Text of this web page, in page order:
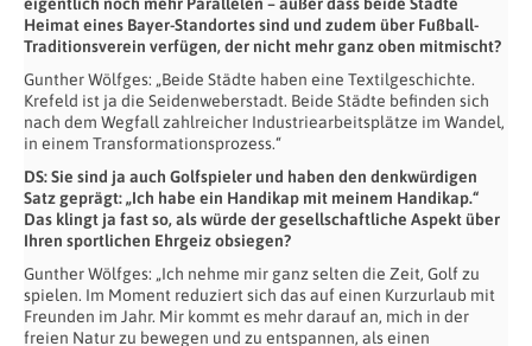
Heimat eines Bayer-Standortes sind und zudem über Fußball-
Traditionsverein verfügen, der nicht mehr ganz oben mitmischt?
Gunther Wölfges: „Beide Städte haben eine Textilgeschichte.
Krefeld ist ja die Seidenweberstadt. Beide Städte befinden sich
nach dem Wegfall zahlreicher Industriearbeitsplätze im Wandel,
in einem Transformationsprozess.“
DS: Sie sind ja auch Golfspieler und haben den denkwürdigen
Satz geprägt: „Ich habe ein Handikap mit meinem Handikap.“
Das klingt ja fast so, als würde der gesellschaftliche Aspekt über
Ihren sportlichen Ehrgeiz obsiegen?
Gunther Wölfges: „Ich nehme mir ganz selten die Zeit, Golf zu
spielen. Im Moment reduziert sich das auf einen Kurzurlaub mit
Freunden im Jahr. Mir kommt es mehr darauf an, mich in der
freien Natur zu bewegen und zu entspannen, als einen